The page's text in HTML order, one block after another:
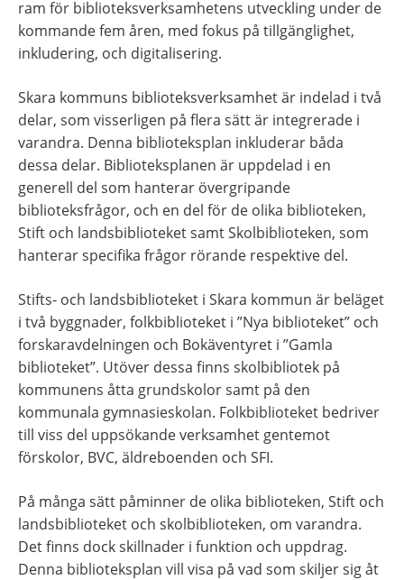
ram för biblioteksverksamhetens utveckling under de
kommande fem åren, med fokus på tillgänglighet,
inkludering, och digitalisering.
Skara kommuns biblioteksverksamhet är indelad i två
delar, som visserligen på flera sätt är integrerade i
varandra. Denna biblioteksplan inkluderar båda
dessa delar. Biblioteksplanen är uppdelad i en
generell del som hanterar övergripande
biblioteksfrågor, och en del för de olika biblioteken,
Stift och landsbiblioteket samt Skolbiblioteken, som
hanterar specifika frågor rörande respektive del.
Stifts- och landsbiblioteket i Skara kommun är beläget
i två byggnader, folkbiblioteket i ”Nya biblioteket” och
forskaravdelningen och Bokäventyret i ”Gamla
biblioteket”. Utöver dessa finns skolbibliotek på
kommunens åtta grundskolor samt på den
kommunala gymnasieskolan. Folkbiblioteket bedriver
till viss del uppsökande verksamhet gentemot
förskolor, BVC, äldreboenden och SFI.
På många sätt påminner de olika biblioteken, Stift och
landsbiblioteket och skolbiblioteken, om varandra.
Det finns dock skillnader i funktion och uppdrag.
Denna biblioteksplan vill visa på vad som skiljer sig åt